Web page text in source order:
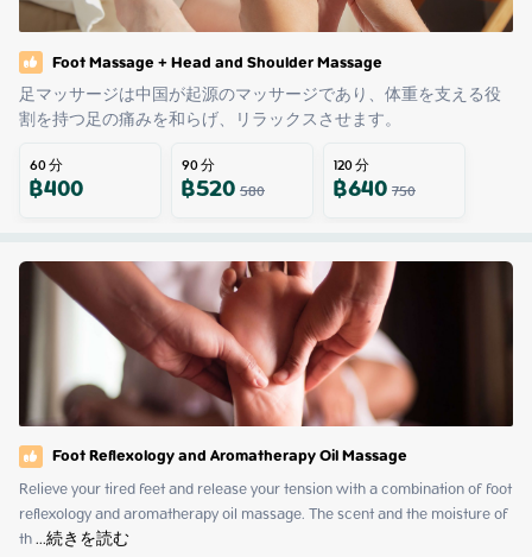
Foot Massage + Head and Shoulder Massage
足マッサージは中国が起源のマッサージであり、体重を支える役
割を持つ足の痛みを和らげ、リラックスさせます。
60分
฿400 90分
฿520580
120分
฿640750
Foot Reflexology and Aromatherapy Oil Massage
Relieve your tired feet and release your tension with a combination of foot
reflexology and aromatherapy oil massage. The scent and the moisture of
th ...続きを読む